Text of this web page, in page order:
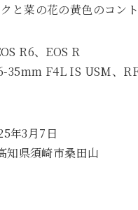
と菜の花の黄色のコン
R6、EOS R
35mm F4L IS USM、
年3月7日
知県須崎市桑田山